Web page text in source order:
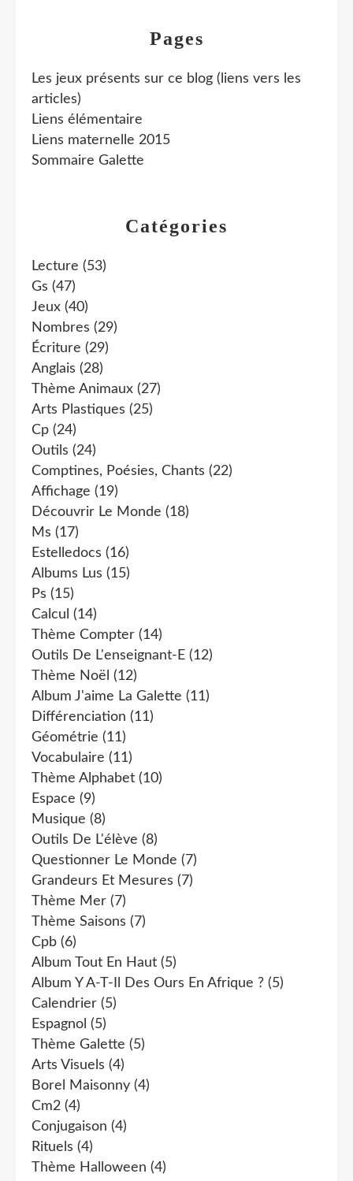
Catégories
Lecture (53)
Gs (47)
Jeux (40)
Nombres (29)
Écriture (29)
Anglais (28)
Thème Animaux (27)
Arts Plastiques (25)
Cp (24)
Outils (24)
Comptines, Poésies, Chants (22)
Affichage (19)
Découvrir Le Monde (18)
Ms (17)
Estelledocs (16)
Albums Lus (15)
Ps (15)
Calcul (14)
Thème Compter (14)
Outils De L'enseignant-E (12)
Thème Noël (12)
Album J'aime La Galette (11)
Différenciation (11)
Géométrie (11)
Vocabulaire (11)
Thème Alphabet (10)
Espace (9)
Musique (8)
Outils De L'élève (8)
Questionner Le Monde (7)
Grandeurs Et Mesures (7)
Thème Mer (7)
Thème Saisons (7)
Cpb (6)
Album Tout En Haut (5)
Album Y A-T-Il Des Ours En Afrique ? (5)
Calendrier (5)
Espagnol (5)
Thème Galette (5)
Arts Visuels (4)
Borel Maisonny (4)
Cm2 (4)
Conjugaison (4)
Rituels (4)
Thème Halloween (4)
Pages
Les jeux présents sur ce blog (liens vers les
articles)
Liens élémentaire
Liens maternelle 2015
Sommaire Galette